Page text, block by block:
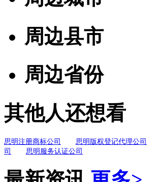
周边县市
周边省份
其他人还想看
思明注册商标公司 思明版权登记代理公司
司
思明服务认证公司